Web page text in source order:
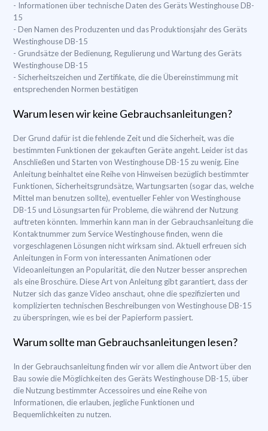
- Informationen über technische Daten des Geräts Westinghouse DB-
15
- Den Namen des Produzenten und das Produktionsjahr des Geräts
Westinghouse DB-15
- Grundsätze der Bedienung, Regulierung und Wartung des Geräts
Westinghouse DB-15
- Sicherheitszeichen und Zertifikate, die die Übereinstimmung mit
entsprechenden Normen bestätigen
Warum lesen wir keine Gebrauchsanleitungen?
Der Grund dafür ist die fehlende Zeit und die Sicherheit, was die
bestimmten Funktionen der gekauften Geräte angeht. Leider ist das
Anschließen und Starten von Westinghouse DB-15 zu wenig. Eine
Anleitung beinhaltet eine Reihe von Hinweisen bezüglich bestimmter
Funktionen, Sicherheitsgrundsätze, Wartungsarten (sogar das, welche
Mittel man benutzen sollte), eventueller Fehler von Westinghouse
DB-15 und Lösungsarten für Probleme, die während der Nutzung
auftreten könnten. Immerhin kann man in der Gebrauchsanleitung die
Kontaktnummer zum Service Westinghouse finden, wenn die
vorgeschlagenen Lösungen nicht wirksam sind. Aktuell erfreuen sich
Anleitungen in Form von interessanten Animationen oder
Videoanleitungen an Popularität, die den Nutzer besser ansprechen
als eine Broschüre. Diese Art von Anleitung gibt garantiert, dass der
Nutzer sich das ganze Video anschaut, ohne die spezifizierten und
komplizierten technischen Beschreibungen von Westinghouse DB-15
zu überspringen, wie es bei der Papierform passiert.
Warum sollte man Gebrauchsanleitungen lesen?
In der Gebrauchsanleitung finden wir vor allem die Antwort über den
Bau sowie die Möglichkeiten des Geräts Westinghouse DB-15, über
die Nutzung bestimmter Accessoires und eine Reihe von
Informationen, die erlauben, jegliche Funktionen und
Bequemlichkeiten zu nutzen.